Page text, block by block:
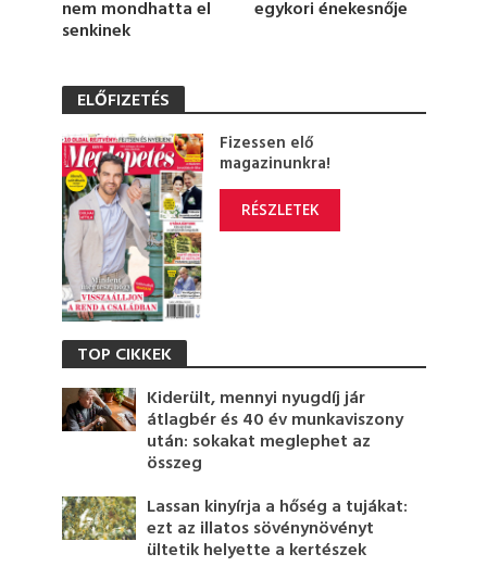
nem mondhatta el
senkinek
egykori énekesnője
ELŐFIZETÉS
Fizessen elő
magazinunkra!
RÉSZLETEK
TOP CIKKEK
Kiderült, mennyi nyugdíj jár
átlagbér és 40 év munkaviszony
után: sokakat meglephet az
összeg
Lassan kinyírja a hőség a tujákat:
ezt az illatos sövénynövényt
ültetik helyette a kertészek